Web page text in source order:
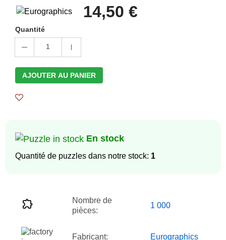
14,50 €
Quantité
1
AJOUTER AU PANIER
En stock
Quantité de puzzles dans notre stock: 1
Nombre de
pièces:
1 000
Fabricant: Eurographics